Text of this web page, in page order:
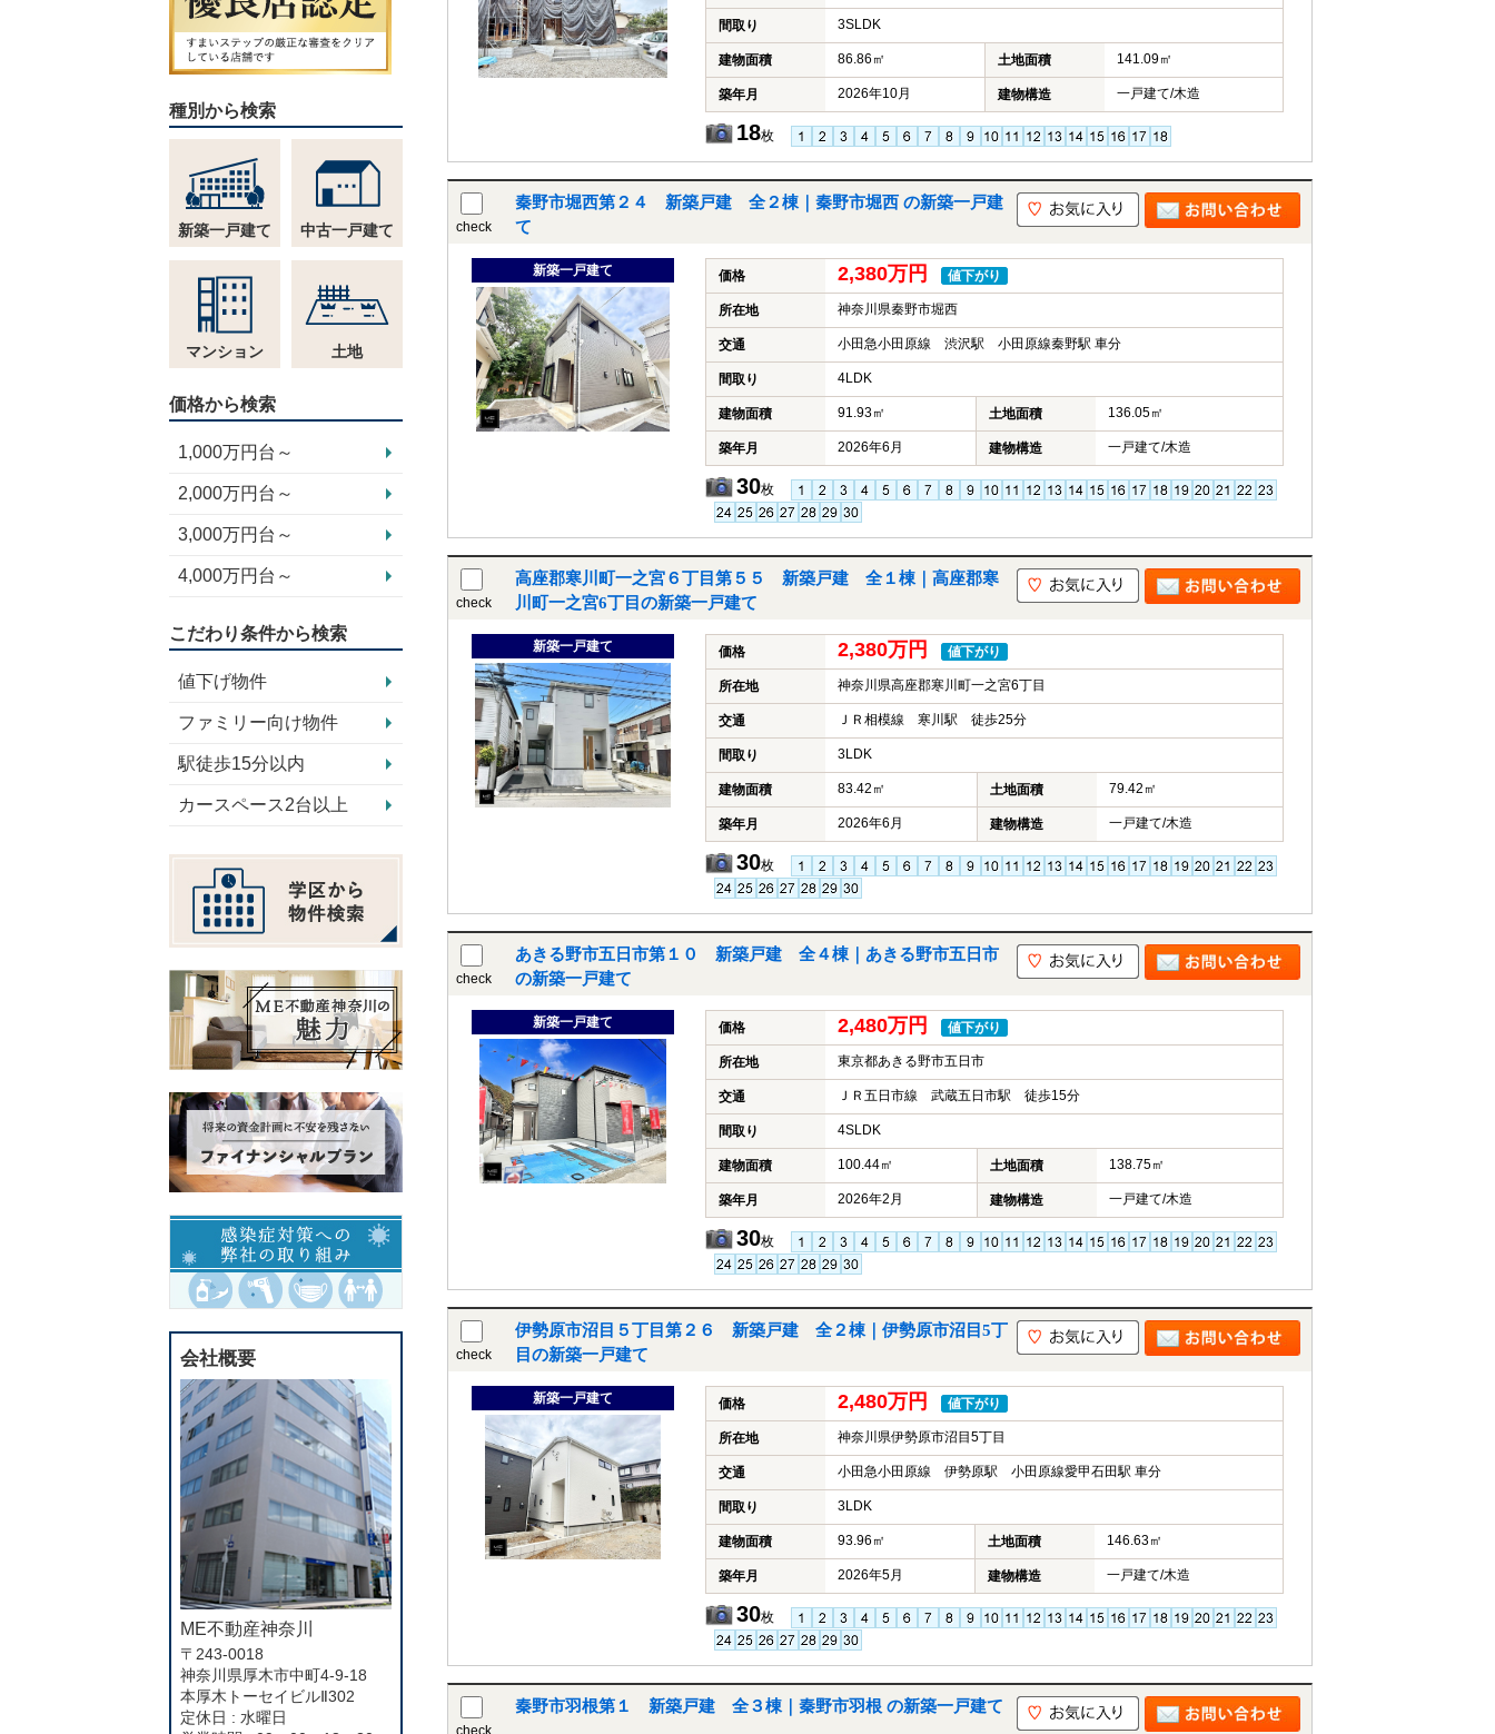
間取り 3SLDK
建物面積 86.86㎡ 土地面積 141.09㎡
築年月 2026年10月 建物構造 一戸建て/木造
18枚
check
秦野市堀西第２４ 新築戸建 全２棟｜秦野市堀西 の新築一戸建
て
新築一戸建て 価格 2,380万円 値下がり
所在地 神奈川県秦野市堀西
交通 小田急小田原線 渋沢駅 小田原線秦野駅 車分
間取り 4LDK
建物面積 91.93㎡ 土地面積 136.05㎡
築年月 2026年6月 建物構造 一戸建て/木造
30枚
check
高座郡寒川町一之宮６丁目第５５ 新築戸建 全１棟｜高座郡寒
川町一之宮6丁目の新築一戸建て
新築一戸建て 価格 2,380万円 値下がり
所在地 神奈川県高座郡寒川町一之宮6丁目
交通 ＪＲ相模線 寒川駅 徒歩25分
間取り 3LDK
建物面積 83.42㎡ 土地面積 79.42㎡
築年月 2026年6月 建物構造 一戸建て/木造
30枚
check
あきる野市五日市第１０ 新築戸建 全４棟｜あきる野市五日市
の新築一戸建て
新築一戸建て 価格 2,480万円 値下がり
所在地 東京都あきる野市五日市
交通 ＪＲ五日市線 武蔵五日市駅 徒歩15分
間取り 4SLDK
建物面積 100.44㎡ 土地面積 138.75㎡
築年月 2026年2月 建物構造 一戸建て/木造
30枚
check
伊勢原市沼目５丁目第２６ 新築戸建 全２棟｜伊勢原市沼目5丁
目の新築一戸建て
新築一戸建て 価格 2,480万円 値下がり
所在地 神奈川県伊勢原市沼目5丁目
交通 小田急小田原線 伊勢原駅 小田原線愛甲石田駅 車分
間取り 3LDK
建物面積 93.96㎡ 土地面積 146.63㎡
築年月 2026年5月 建物構造 一戸建て/木造
30枚
check
秦野市羽根第１ 新築戸建 全３棟｜秦野市羽根 の新築一戸建て
種別から検索
新築一戸建て 中古一戸建て
マンション 土地
価格から検索
1,000万円台～
2,000万円台～
3,000万円台～
4,000万円台～
こだわり条件から検索
値下げ物件
ファミリー向け物件
駅徒歩15分以内
カースペース2台以上
会社概要
ME不動産神奈川
〒243-0018
神奈川県厚木市中町4-9-18
本厚木トーセイビルⅡ302
定休日 : 水曜日